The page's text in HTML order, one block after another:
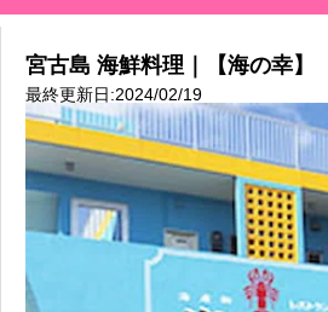
宮古島 海鮮料理｜【海の幸】
最終更新日:2024/02/19